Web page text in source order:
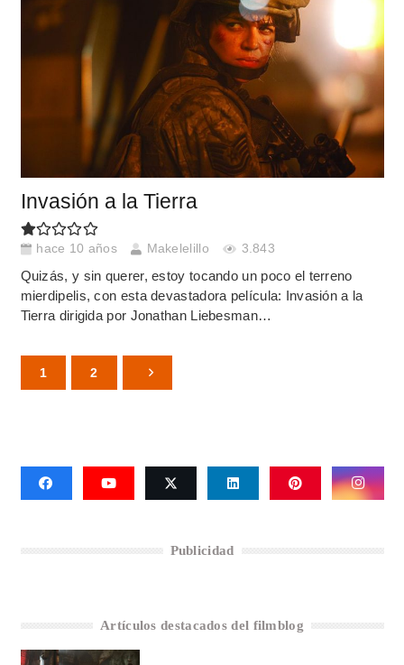
Invasión a la Tierra
hace 10 años Makelelillo 3.843
Quizás, y sin querer, estoy tocando un poco el terreno
mierdipelis, con esta devastadora película: Invasión a la
Tierra dirigida por Jonathan Liebesman…
1 2
Publicidad
Artículos destacados del filmblog